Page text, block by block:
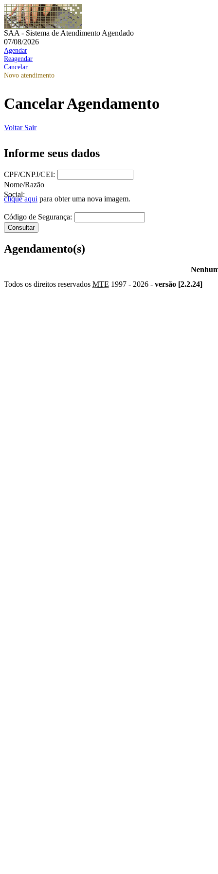
SAA - Sistema de Atendimento Agendado
07/08/2026
Agendar
Reagendar
Cancelar
Novo atendimento
Cancelar Agendamento
Voltar Sair
Informe seus dados
CPF/CNPJ/CEI:
Nome/Razão
Social:
clique aqui para obter uma nova imagem.
Código de Segurança:
Agendamento(s)
Todos os direitos reservados MTE 1997 - 2026 - versão [2.2.24]